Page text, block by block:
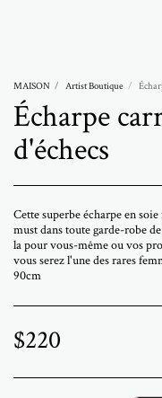
MAISON Artist Boutique
Écharpe
d'échecs
Cette superbe écharpe en
must dans toute garde-robe
la pour vous-même ou vos
vous serez l'une des rares
90cm
$220